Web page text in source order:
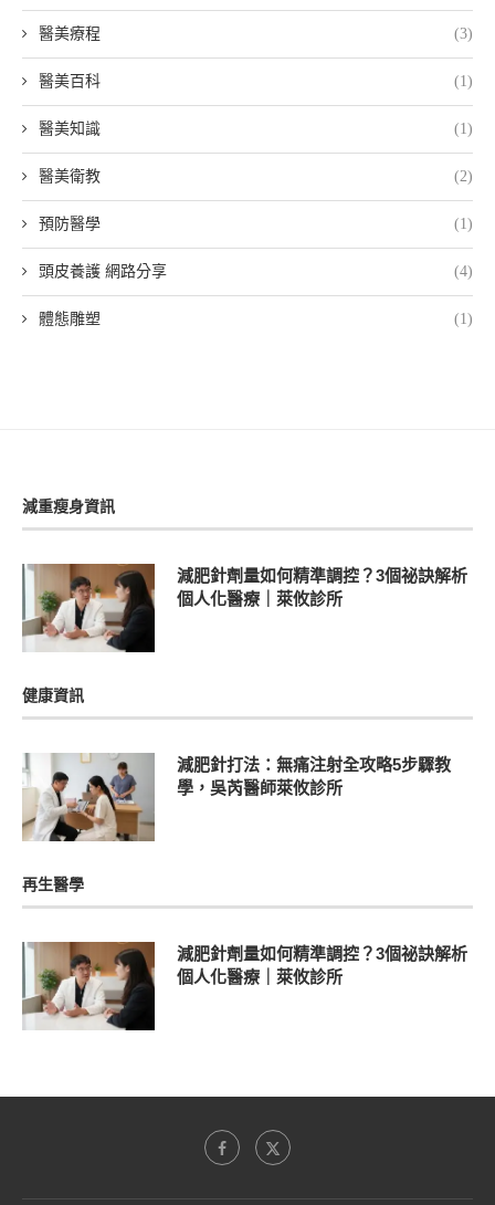
醫美療程 (3)
醫美百科 (1)
醫美知識 (1)
醫美衛教 (2)
預防醫學 (1)
頭皮養護 網路分享 (4)
體態雕塑 (1)
減重瘦身資訊
減肥針劑量如何精準調控？3個祕訣解析
個人化醫療｜萊攸診所
健康資訊
減肥針打法：無痛注射全攻略5步驟教
學，吳芮醫師萊攸診所
再生醫學
減肥針劑量如何精準調控？3個祕訣解析
個人化醫療｜萊攸診所